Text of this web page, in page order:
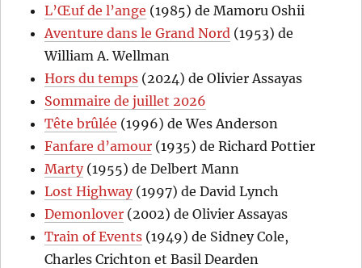
L’Œuf de l’ange (1985) de Mamoru Oshii
Aventure dans le Grand Nord (1953) de
William A. Wellman
Hors du temps (2024) de Olivier Assayas
Sommaire de juillet 2026
Tête brûlée (1996) de Wes Anderson
Fanfare d’amour (1935) de Richard Pottier
Marty(1955) de Delbert Mann
Lost Highway(1997) de David Lynch
Demonlover (2002) de Olivier Assayas
Train of Events (1949) de Sidney Cole,
Charles Crichton et Basil Dearden